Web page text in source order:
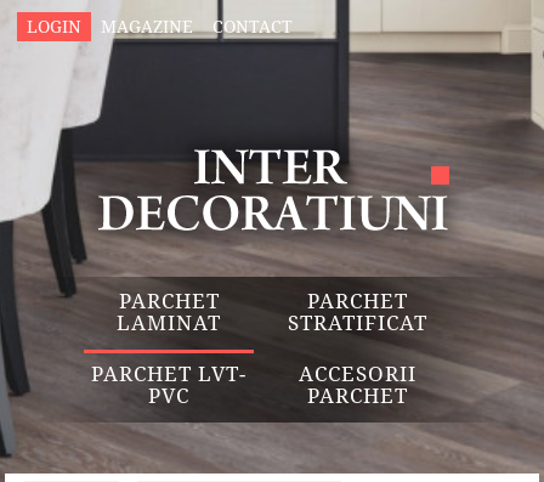
LOGIN MAGAZINE CONTACT
PARCHET
LAMINAT
PARCHET
STRATIFICAT
PARCHET LVT-
PVC
ACCESORII
PARCHET